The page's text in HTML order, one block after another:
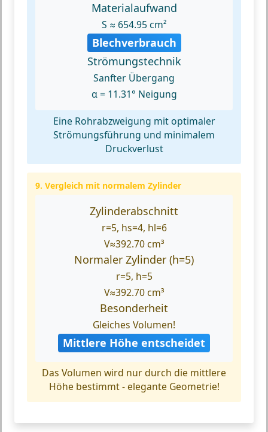
Materialaufwand
S ≈ 654.95 cm²
Blechverbrauch
Strömungstechnik
Sanfter Übergang
α = 11.31° Neigung
Eine Rohrabzweigung mit optimaler
Strömungsführung und minimalem
Druckverlust
9. Vergleich mit normalem Zylinder
Zylinderabschnitt
r=5, hs=4, hl=6
V≈392.70 cm³
Normaler Zylinder (h=5)
r=5, h=5
V≈392.70 cm³
Besonderheit
Gleiches Volumen!
Mittlere Höhe entscheidet
Das Volumen wird nur durch die mittlere
Höhe bestimmt - elegante Geometrie!